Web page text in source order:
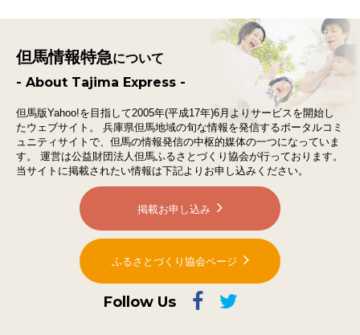
但馬情報特急について
- About Tajima Express -
但馬版Yahoo!を目指して2005年(平成17年)6月よりサービスを開始し
たウェブサイト。
兵庫県但馬地域の旬な情報を発信するポータルコミ
ュニティサイトで、 但馬の情報発信の中枢的媒体の一つになっていま
す。
運営は公益財団法人但馬ふるさとづくり協会が行っております。
当サイトに掲載されたい情報は下記よりお申し込みください。
掲載お申し込み
ふるさとづくり協会ページ
Follow Us